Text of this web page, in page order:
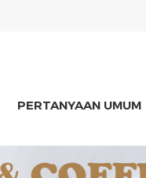
PERTANYAAN UMUM